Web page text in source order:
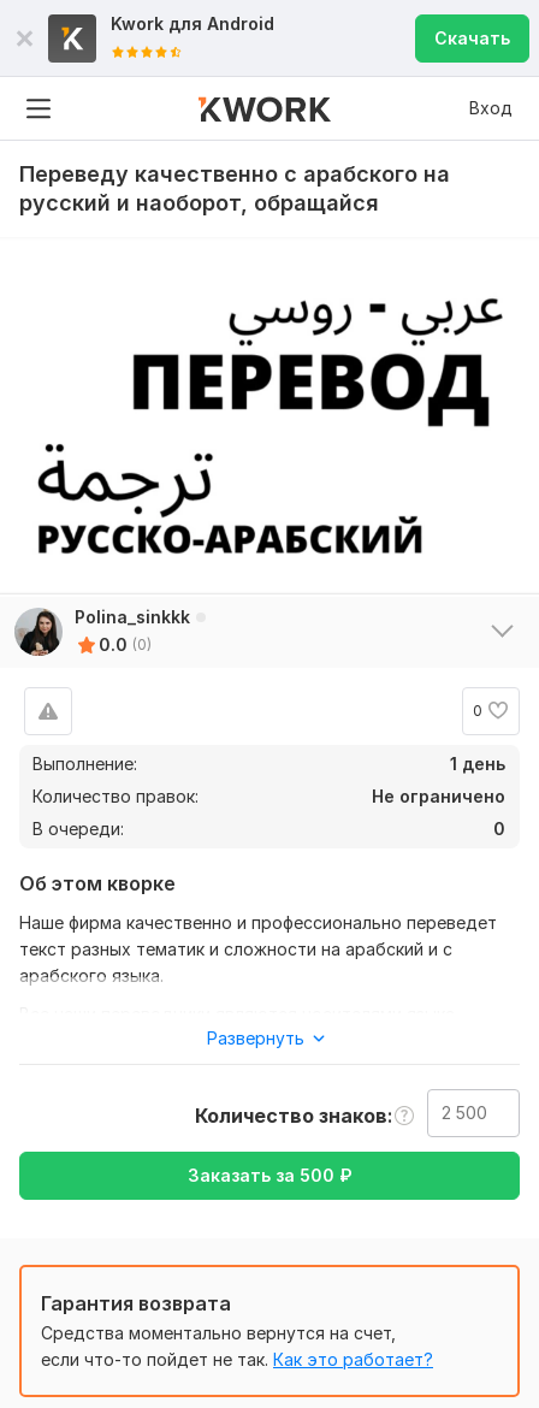
Kwork для Android
Скачать
Вход
Переведу качественно с арабского на
русский и наоборот, обращайся
Polina_sinkkk
0.0 (0)
0
Выполнение:
1 день
Количество правок:
Не ограничено
В очереди:
0
Об этом кворке
Наше фирма качественно и профессионально переведет
текст разных тематик и сложности на арабский и с
арабского языка.
Возможен литературный перевод и адаптация текста. Мы
От вас необходим текст в формате doc, docx, ссылка на
статью. Детали заказа можно согласовать
предварительно.
Язык перевода:
с Арабского на Русский
с Русского на Арабский
Объем услуги в кворке: 2 500 знаков
Развернуть
Количество знаков
Заказать за 500 ₽
Гарантия возврата
Средства моментально вернутся на счет,
если что-то пойдет не так. Как это работает?